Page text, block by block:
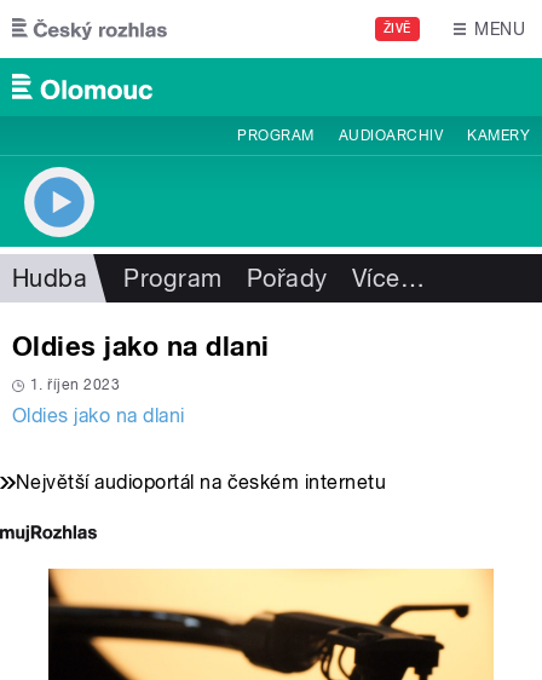
Přejít k hlavnímu obsahu
ŽIVĚ MENU
PROGRAM AUDIOARCHIV KAMERY
Hudba Program Pořady Více…
Oldies jako na dlani
1. říjen 2023
Oldies jako na dlani
Největší audioportál na českém internetu